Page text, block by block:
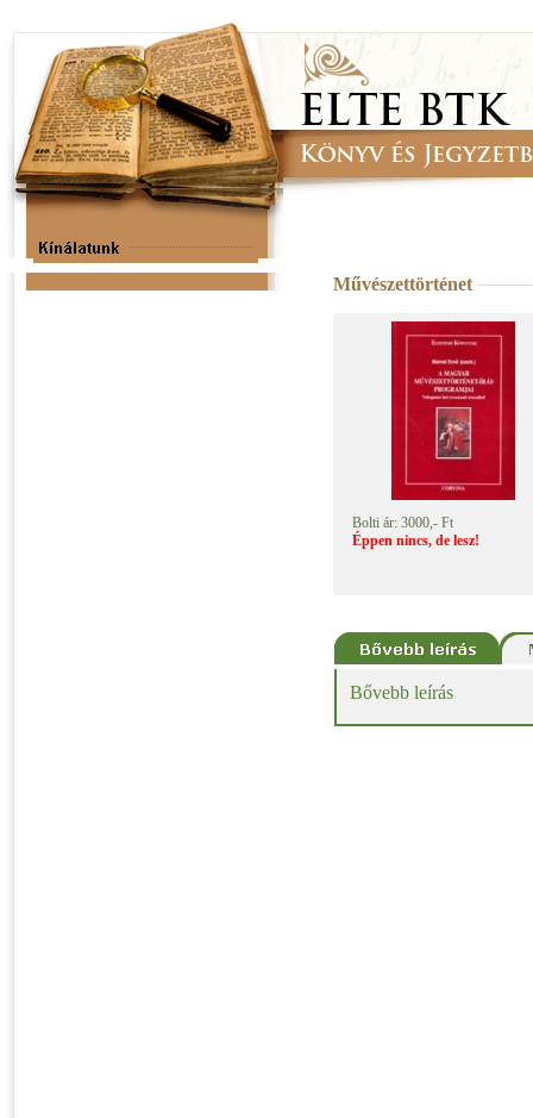
Művészettörténet
Bolti ár: 3000,- Ft
Éppen nincs, de lesz!
Bővebb leírás